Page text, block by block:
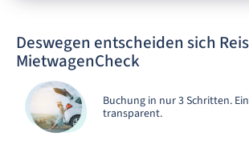
Deswegen entscheiden sich
MietwagenCheck
Buchung in nur 3 Schritten.
transparent.